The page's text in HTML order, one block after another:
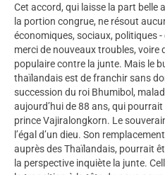
Cet accord, qui laisse la part belle
la portion congrue, ne résout
économiques, sociaux, politiques
merci de nouveaux troubles, voire
populaire contre la junte. Mais le
thaïlandais est de franchir sans
succession du roi Bhumibol,
aujourd’hui de 88 ans, qui
prince Vajiralongkorn. Le
l’égal d’un dieu. Son
auprès des Thaïlandais, pourrait
la perspective inquiète la junte.